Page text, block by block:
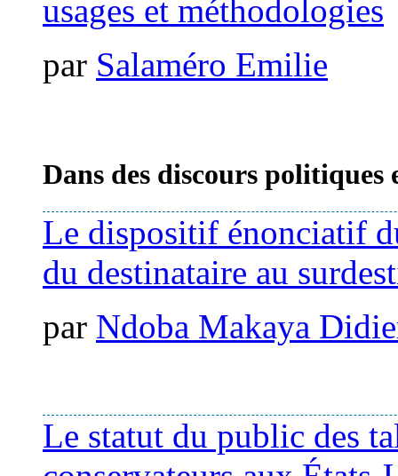
usages et méthodologies
par Salaméro Emilie
Dans des discours politiques
Le dispositif énonciatif
du destinataire au
par Ndoba Makaya
Le statut du public des